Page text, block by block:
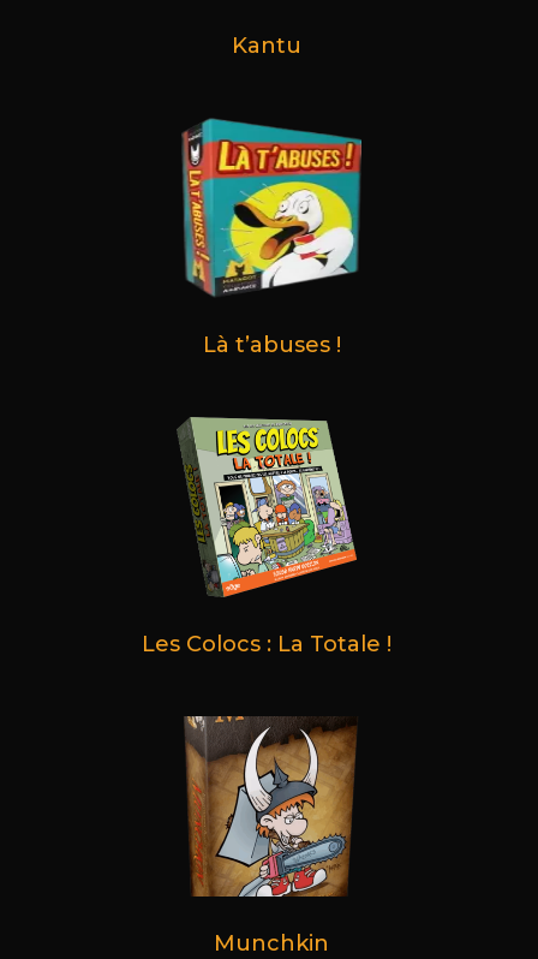
Kantu
Là t’abuses !
Les Colocs : La Totale !
Munchkin